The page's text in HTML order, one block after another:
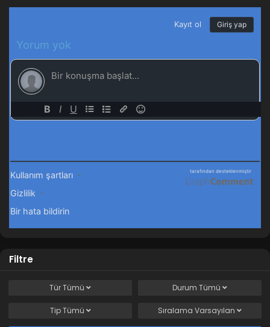
Filtre
TürTümü Durum Tümü
TipTümü Sıralama Varsayılan